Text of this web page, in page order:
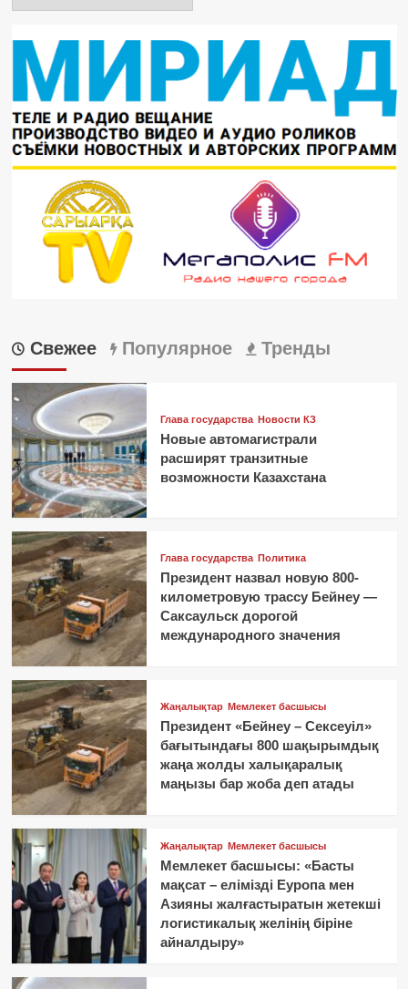
Свежее Популярное Тренды
Глава государства Новости КЗ
Новые автомагистрали
расширят транзитные
возможности Казахстана
Глава государства Политика
Президент назвал новую 800-
километровую трассу Бейнеу —
Саксаульск дорогой
международного значения
Жаңалықтар Мемлекет басшысы
Президент «Бейнеу – Сексеуіл»
бағытындағы 800 шақырымдық
жаңа жолды халықаралық
маңызы бар жоба деп атады
Жаңалықтар Мемлекет басшысы
Мемлекет басшысы: «Басты
мақсат – елімізді Еуропа мен
Азияны жалғастыратын жетекші
логистикалық желінің біріне
айналдыру»